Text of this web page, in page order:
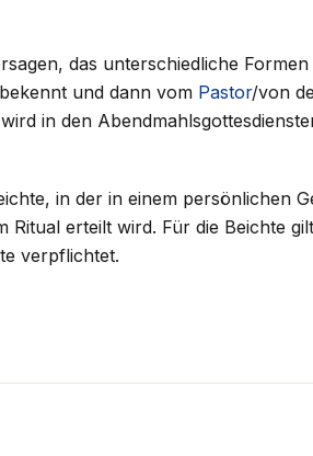
das unterschiedliche
und dann vom Pastor/von
in den
in der in einem
erteilt wird. Für die Beichte
verpflichtet.